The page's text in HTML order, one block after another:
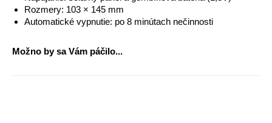
Rozmery: 103 × 145 mm
Automatické vypnutie: po 8 minútach nečinnosti
Možno by sa Vám páčilo...